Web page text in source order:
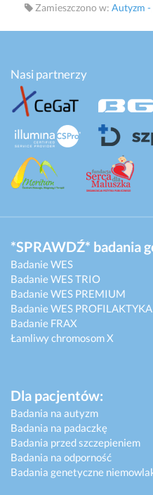
Zamieszczono w: Autyzm
Nasi partnerzy
*SPRAWDŹ* badania
Badanie WES
Badanie WES TRIO
Badanie WES PREMIUM
Badanie WES PROFILAKTYKA
Badanie FRAX
Łamliwy chromosom X
Dla pacjentów:
Badania na autyzm
Badania na padaczkę
Badania przed szczepieniem
Badania na odporność
Badania genetyczne